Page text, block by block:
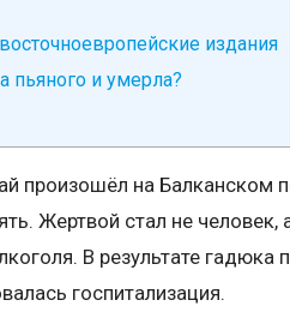
издания
пьяного и умерла?
произошёл на Балканском
Жертвой стал не
В результате гадюка
госпитализация.